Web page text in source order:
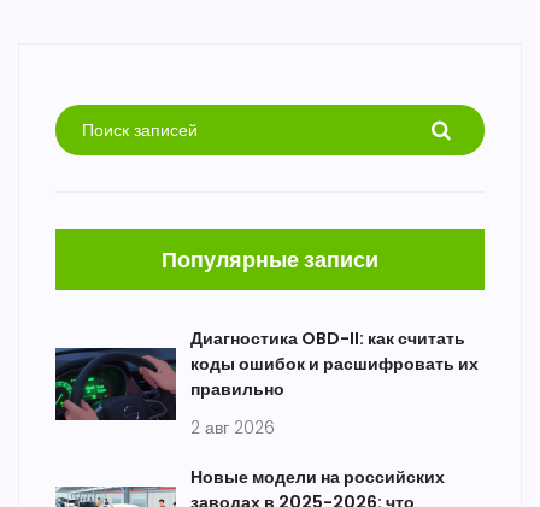
Популярные записи
Диагностика OBD-II: как считать
коды ошибок и расшифровать их
правильно
2 авг 2026
Новые модели на российских